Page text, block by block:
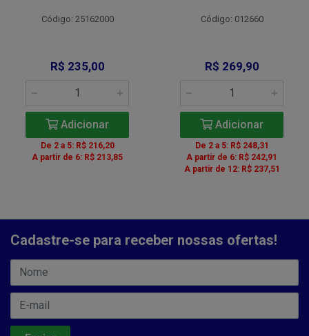
Código: 25162000
R$ 235,00
Adicionar
De 2 a 5: R$ 216,20
A partir de 6: R$ 213,85
Código: 012660
R$ 269,90
Adicionar
De 2 a 5: R$ 248,31
A partir de 6: R$ 242,91
A partir de 12: R$ 237,51
Cadastre-se para receber nossas ofertas!